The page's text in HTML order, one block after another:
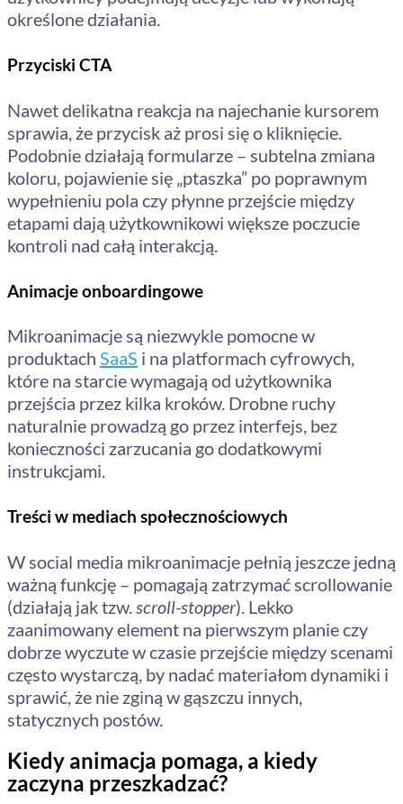
określone działania.
Przyciski CTA
Nawet delikatna reakcja na najechanie kursorem
sprawia, że przycisk aż prosi się o kliknięcie.
Podobnie działają formularze – subtelna zmiana
koloru, pojawienie się „ptaszka” po poprawnym
wypełnieniu pola czy płynne przejście między
etapami dają użytkownikowi większe poczucie
kontroli nad całą interakcją.
Animacje onboardingowe
Mikroanimacje są niezwykle pomocne w
produktach SaaS i na platformach cyfrowych,
które na starcie wymagają od użytkownika
przejścia przez kilka kroków. Drobne ruchy
naturalnie prowadzą go przez interfejs, bez
konieczności zarzucania go dodatkowymi
instrukcjami.
Treści w mediach społecznościowych
W social media mikroanimacje pełnią jeszcze jedną
ważną funkcję – pomagają zatrzymać scrollowanie
(działają jak tzw. scroll-stopper). Lekko
zaanimowany element na pierwszym planie czy
dobrze wyczute w czasie przejście między scenami
często wystarczą, by nadać materiałom dynamiki i
sprawić, że nie zginą w gąszczu innych,
statycznych postów.
Kiedy animacja pomaga, a kiedy
zaczyna przeszkadzać?